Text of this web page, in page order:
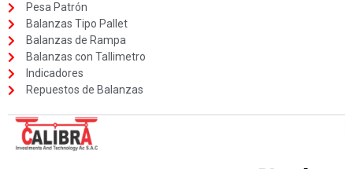
Pesa Patrón
Balanzas Tipo Pallet
Balanzas de Rampa
Balanzas con Tallimetro
Indicadores
Repuestos de Balanzas